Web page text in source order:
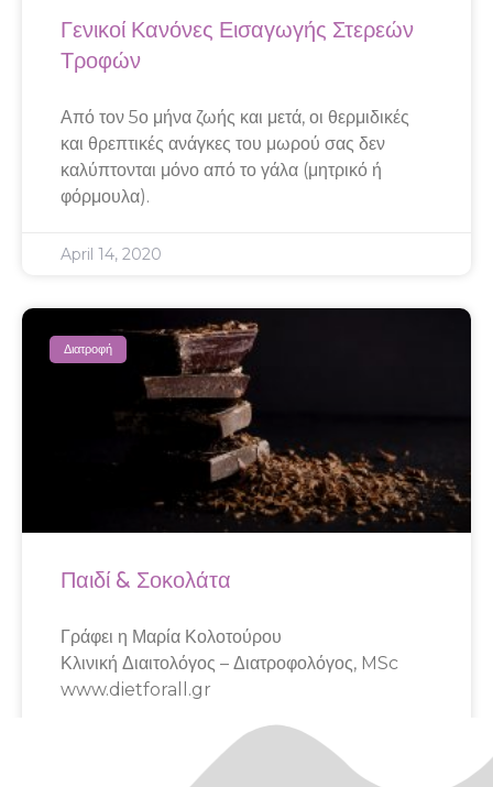
Γενικοί Κανόνες Εισαγωγής Στερεών
Τροφών
Από τον 5ο μήνα ζωής και μετά, οι θερμιδικές
και θρεπτικές ανάγκες του μωρού σας δεν
καλύπτονται μόνο από το γάλα (μητρικό ή
φόρμουλα).
April 14, 2020
Διατροφή
Παιδί & Σοκολάτα
Γράφει η Μαρία Κολοτούρου
Κλινική Διαιτολόγος – Διατροφολόγος, MSc
www.dietforall.gr